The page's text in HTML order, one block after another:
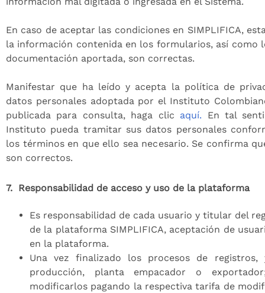
En caso de aceptar las condiciones en SIMPLIFICA,
la información contenida en los formularios, así como
documentación aportada, son correctas.
Manifestar que ha leído y acepta la política de
datos personales adoptada por el Instituto
publicada para consulta, haga clic aquí. En tal
Instituto pueda tramitar sus datos personales
los términos en que ello sea necesario. Se confirma
son correctos.
7. Responsabilidad de acceso y uso de la plataforma
Es responsabilidad de cada usuario y titular del
de la plataforma SIMPLIFICA, aceptación de
en la plataforma.
Una vez finalizado los procesos de
producción, planta empacador o
modificarlos pagando la respectiva tarifa de